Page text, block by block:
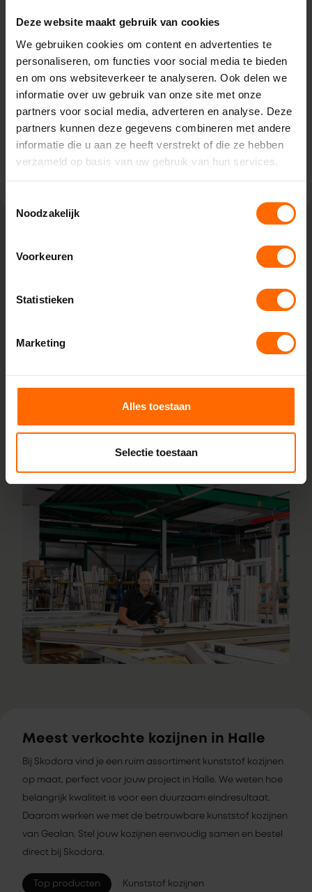
Deze website maakt gebruik van cookies
We gebruiken cookies om content en advertenties te
personaliseren, om functies voor social media te bieden
en om ons websiteverkeer te analyseren. Ook delen we
informatie over uw gebruik van onze site met onze
partners voor social media, adverteren en analyse. Deze
partners kunnen deze gegevens combineren met andere
informatie die u aan ze heeft verstrekt of die ze hebben
verzameld op basis van uw gebruik van hun services.
Noodzakelijk
Voorkeuren
Statistieken
Marketing
Alles toestaan
Selectie toestaan
Eibergen – Witzand
Kiefteweg 2,
7151 HT Eibergen
0513335000
eibergen@skodora.nl
Bekijk vestiging info
Lokaal geproduceerd in onze eigen
Bij Skodora bestel je kunststof kozijnen van topkwaliteit,
prijzen en korte productietijden. Jouw kozijnen stel je
de buurt Halle. Heb je vragen? Dan staan onze vakmensen
Lees meer over onze fabriek
Meest verkochte kozijnen in Halle
Bij Skodora vind je een ruim assortiment kunststof kozijnen
op maat, perfect voor jouw project in Halle. We weten hoe
belangrijk kwaliteit is voor een duurzaam eindresultaat.
Daarom werken we met de betrouwbare kunststof kozijnen
van Gealan. Stel jouw kozijnen eenvoudig samen en bestel
direct bij Skodora.
Top producten Kunststof kozijnen